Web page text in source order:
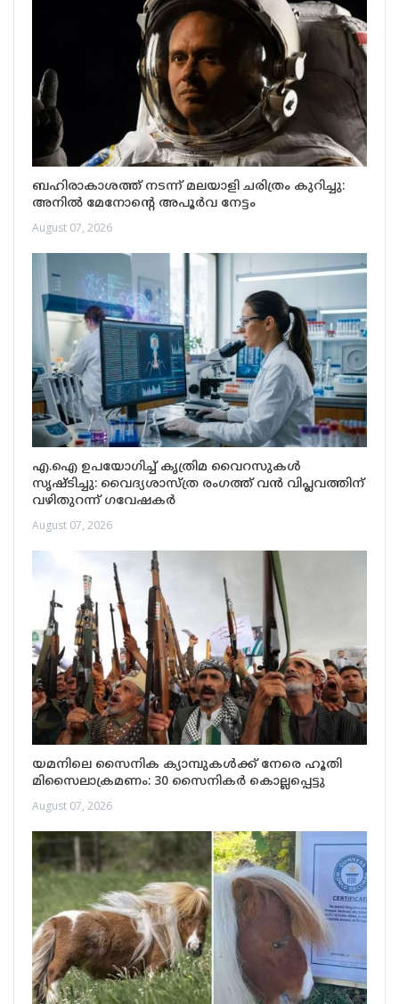
ബഹിരാകാശത്ത് നടന്ന് മലയാളി ചരിത്രം കുറിച്ചു:
അനിൽ മേനോന്റെ അപൂർവ നേട്ടം
August 07, 2026
എ.ഐ ഉപയോഗിച്ച് കൃത്രിമ വൈറസുകൾ
സൃഷ്ടിച്ചു: വൈദ്യശാസ്ത്ര രംഗത്ത് വൻ വിപ്ലവത്തിന്
വഴിതുറന്ന് ഗവേഷകർ
August 07, 2026
യമനിലെ സൈനിക ക്യാമ്പുകൾക്ക് നേരെ ഹൂതി
മിസൈലാക്രമണം: 30 സൈനികർ കൊല്ലപ്പെട്ടു
August 07, 2026